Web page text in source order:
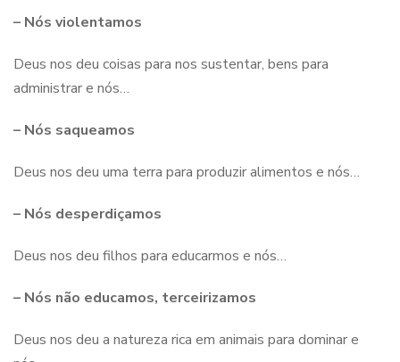
– Nós violentamos
Deus nos deu coisas para nos sustentar, bens para
administrar e nós…
– Nós saqueamos
Deus nos deu uma terra para produzir alimentos e nós…
– Nós desperdiçamos
Deus nos deu filhos para educarmos e nós…
– Nós não educamos, terceirizamos
Deus nos deu a natureza rica em animais para dominar e